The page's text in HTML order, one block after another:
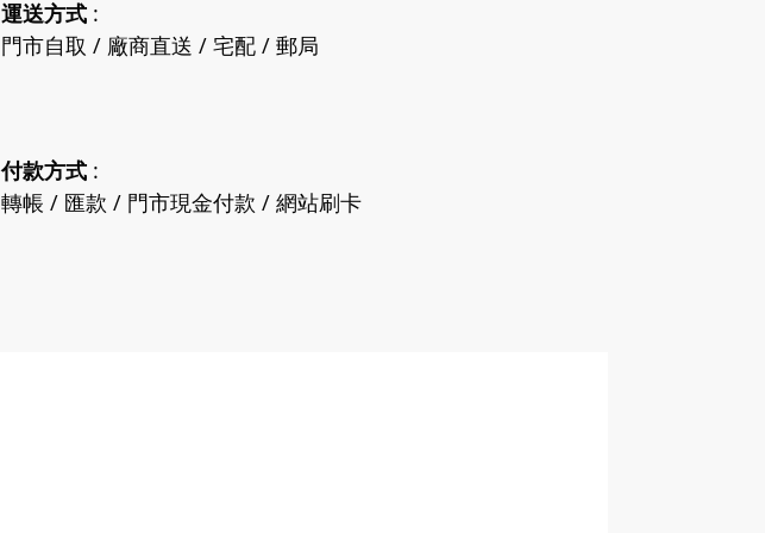
運送方式 :
門市自取 / 廠商直送 / 宅配 / 郵局
付款方式 :
轉帳 / 匯款 / 門市現金付款 / 網站刷卡